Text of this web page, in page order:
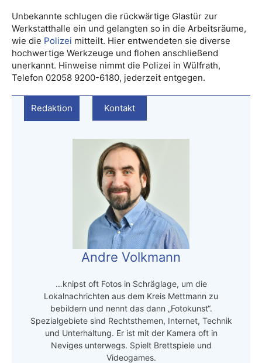
Unbekannte schlugen die rückwärtige Glastür zur
Werkstatthalle ein und gelangten so in die Arbeitsräume,
wie die Polizei mitteilt. Hier entwendeten sie diverse
hochwertige Werkzeuge und flohen anschließend
unerkannt. Hinweise nimmt die Polizei in Wülfrath,
Telefon 02058 9200-6180, jederzeit entgegen.
Redaktion Kontakt
Andre Volkmann
…knipst oft Fotos in Schräglage, um die
Lokalnachrichten aus dem Kreis Mettmann zu
bebildern und nennt das dann „Fotokunst“.
Spezialgebiete sind Rechtsthemen, Internet, Technik
und Unterhaltung. Er ist mit der Kamera oft in
Neviges unterwegs. Spielt Brettspiele und
Videogames.